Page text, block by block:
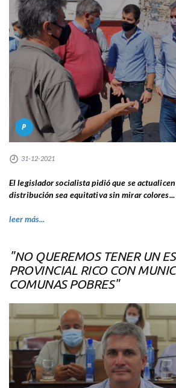
P
31-12-2021
El legislador socialista pidió que se
distribución sea equitativa sin mirar colores...
leer más...
"NO QUEREMOS TENER UN
PROVINCIAL RICO CON
COMUNAS POBRES"